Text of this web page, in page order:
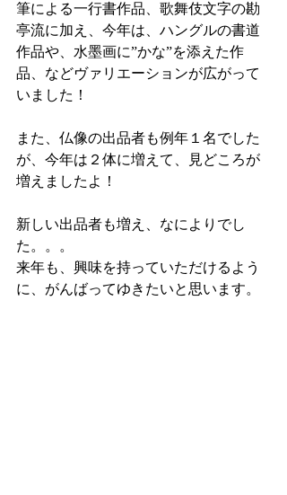
筆による一行書作品、歌舞伎文字の勘
亭流に加え、今年は、ハングルの書道
作品や、水墨画に”かな”を添えた作
品、などヴァリエーションが広がって
いました！
また、仏像の出品者も例年１名でした
が、今年は２体に増えて、見どころが
増えましたよ！
新しい出品者も増え、なによりでし
た。。。
来年も、興味を持っていただけるよう
に、がんばってゆきたいと思います。